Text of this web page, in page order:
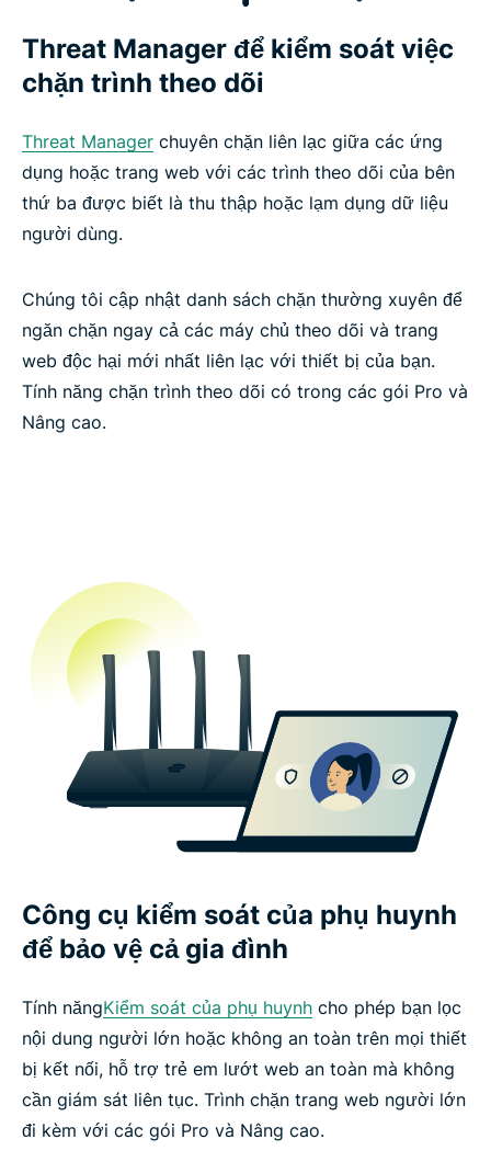
Threat Manager để kiểm soát việc
chặn trình theo dõi
Threat Manager chuyên chặn liên lạc giữa các ứng
dụng hoặc trang web với các trình theo dõi của bên
thứ ba được biết là thu thập hoặc lạm dụng dữ liệu
người dùng.
Chúng tôi cập nhật danh sách chặn thường xuyên để
ngăn chặn ngay cả các máy chủ theo dõi và trang
web độc hại mới nhất liên lạc với thiết bị của bạn.
Tính năng chặn trình theo dõi có trong các gói Pro và
Nâng cao.
Công cụ kiểm soát của phụ huynh
để bảo vệ cả gia đình
Tính năngKiểm soát của phụ huynh cho phép bạn lọc
nội dung người lớn hoặc không an toàn trên mọi thiết
bị kết nối, hỗ trợ trẻ em lướt web an toàn mà không
cần giám sát liên tục. Trình chặn trang web người lớn
đi kèm với các gói Pro và Nâng cao.